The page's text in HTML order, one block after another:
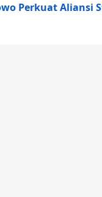
Perkuat Aliansi